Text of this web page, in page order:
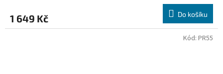
1 649 Kč Do košíku
Kód: PR55